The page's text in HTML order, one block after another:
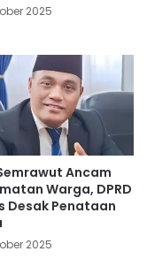
2025
Ancam
Warga, DPRD
Desak Penataan
2025